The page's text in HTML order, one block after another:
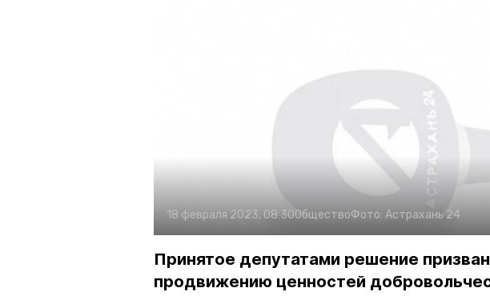
18 февраля 2023, 08:30ОбществоФото: Астрахань 24
Принятое депутатами решение
продвижению ценностей